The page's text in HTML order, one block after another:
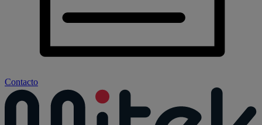
Contacto